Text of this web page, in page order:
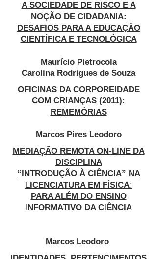
A SOCIEDADE DE RISCO E A
NOÇÃO DE CIDADANIA:
DESAFIOS PARA A EDUCAÇÃO
CIENTÍFICA E TECNOLÓGICA
Maurício Pietrocola
Carolina Rodrigues de Souza
OFICINAS DA CORPOREIDADE
COM CRIANÇAS (2011):
REMEMÓRIAS
Marcos Pires Leodoro
MEDIAÇÃO REMOTA ON-LINE DA
DISCIPLINA
“INTRODUÇÃO À CIÊNCIA” NA
LICENCIATURA EM FÍSICA:
PARA ALÉM DO ENSINO
INFORMATIVO DA CIÊNCIA
Marcos Leodoro